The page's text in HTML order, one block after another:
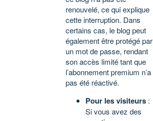
renouvelé, ce qui explique
cette interruption. Dans
certains cas, le blog peut
également être protégé par
un mot de passe, rendant
son accès limité tant que
l’abonnement premium n’a
pas été réactivé.
Pour les visiteurs :
Si vous avez des